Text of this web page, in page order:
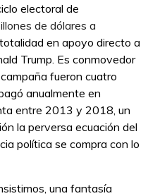
electoral de
de dólares a
totalidad en apoyo directo a
Trump. Es conmovedor
fueron cuatro
anualmente en
entre 2013 y 2018, un
la perversa ecuación del
política se compra con lo
una fantasía